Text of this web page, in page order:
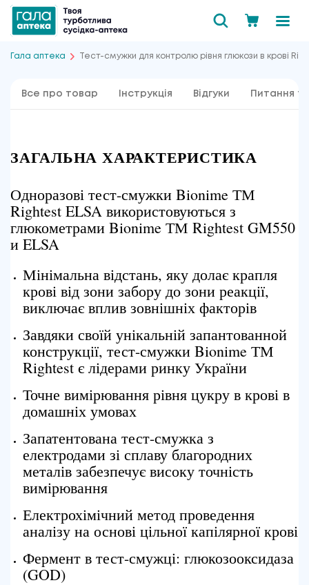
Гала аптека Тест-смужки для контролю рівня глюкози в крові
Все про товар Інструкція Відгуки Питання та
ЗАГАЛЬНА ХАРАКТЕРИСТИКА
Одноразові тест-смужки Bionime ТМ
Rightest ELSA використовуються з
глюкометрами Bionime ТМ Rightest GM550
и ELSA
Мінімальна відстань, яку долає крапля
крові від зони забору до зони реакції,
виключає вплив зовнішніх факторів
Завдяки своїй унікальній запантованной
конструкції, тест-смужки Bionime ТМ
Rightest є лідерами ринку України
Точне вимірювання рівня цукру в крові в
домашніх умовах
Запатентована тест-смужка з
електродами зі сплаву благородних
металів забезпечує високу точність
вимірювання
Електрохімічний метод проведення
аналізу на основі цільної капілярної крові
Фермент в тест-смужці: глюкозооксидаза
(GOD)